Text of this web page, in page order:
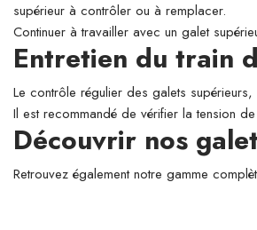
supérieur à contrôler ou à remplacer.
Continuer à travailler avec un galet
Entretien du train
Le contrôle régulier des galets
Il est recommandé de vérifier la tension
Découvrir nos
Retrouvez également notre gamme